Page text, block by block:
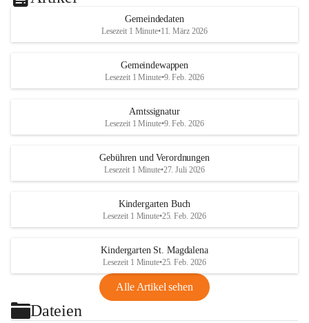
Gemeindedaten
Lesezeit 1 Minute•11. März 2026
Gemeindewappen
Lesezeit 1 Minute•9. Feb. 2026
Amtssignatur
Lesezeit 1 Minute•9. Feb. 2026
Gebühren und Verordnungen
Lesezeit 1 Minute•27. Juli 2026
Kindergarten Buch
Lesezeit 1 Minute•25. Feb. 2026
Kindergarten St. Magdalena
Lesezeit 1 Minute•25. Feb. 2026
Alle Artikel sehen
Dateien